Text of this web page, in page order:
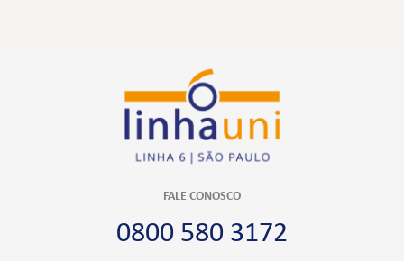
FALE CONOSCO
0800 580 3172